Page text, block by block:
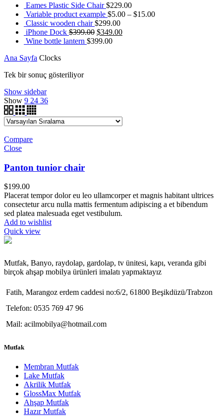
Eames Plastic Side Chair$229.00
Variable product example $5.00 – $15.00
Classic wooden chair$299.00
iPhone Dock $399.00 $349.00
Wine bottle lantern $399.00
Ana Sayfa Clocks
Tek bir sonuç gösteriliyor
Show sidebar
Show 9 24 36
Compare
Close
Panton tunior chair
$199.00
Placerat tempor dolor eu leo ullamcorper et magnis habitant ultrices
consectetur arcu nulla mattis fermentum adipiscing a et bibendum
sed platea malesuada eget vestibulum.
Add to wishlist
Quick view
Mutfak, Banyo, raydolap, gardolap, tv ünitesi, kapı, veranda gibi
birçok ahşap mobilya ürünleri imalatı yapmaktayız
Fatih, Marangoz erdem caddesi no:6/2, 61800 Beşikdüzü/Trabzon
Telefon: 0535 769 47 96
Mail: acilmobilya@hotmail.com
Mutfak
Membran Mutfak
Lake Mutfak
Akrilik Mutfak
GlossMax Mutfak
Ahşap Mutfak
Hazır Mutfak